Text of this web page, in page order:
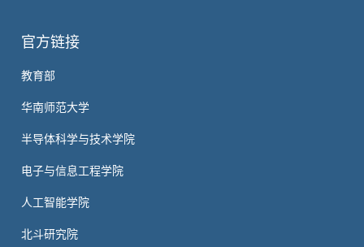
官方链接
教育部
华南师范大学
半导体科学与技术学院
电子与信息工程学院
人工智能学院
北斗研究院